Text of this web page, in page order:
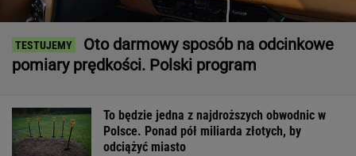
Oto darmowy sposób na odcinkowe
pomiary prędkości. Polski program
To będzie jedna z najdroższych obwodnic w
Polsce. Ponad pół miliarda złotych, by
odciążyć miasto